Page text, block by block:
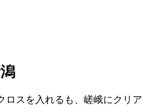
スを入れるも、嵯峨にクリア